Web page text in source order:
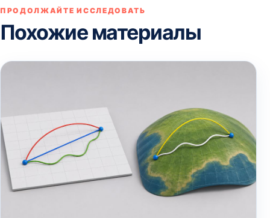
ПРОДОЛЖАЙТЕ ИССЛЕДОВАТЬ
Похожие материалы